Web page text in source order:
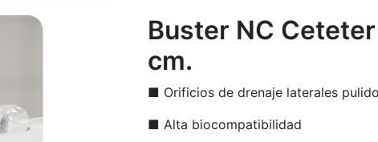
Buster NC
cm.
■ Orificios de drenaje laterales
■ Alta biocompatibilidad